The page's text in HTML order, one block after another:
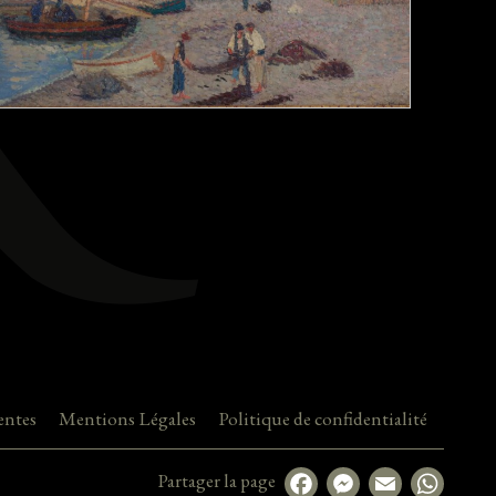
Mentions Légales Politique de confidentialité
Partager la page